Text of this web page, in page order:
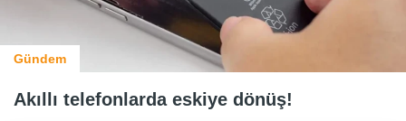
Gündem
Akıllı telefonlarda eskiye dönüş!